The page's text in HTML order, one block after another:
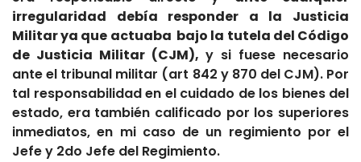
irregularidad debía responder a la Justicia
Militar ya que actuaba bajo la tutela del Código
de Justicia Militar (CJM), y si fuese necesario
ante el tribunal militar (art 842 y 870 del CJM). Por
tal responsabilidad en el cuidado de los bienes del
estado, era también calificado por los superiores
inmediatos, en mi caso de un regimiento por el
Jefe y 2do Jefe del Regimiento.